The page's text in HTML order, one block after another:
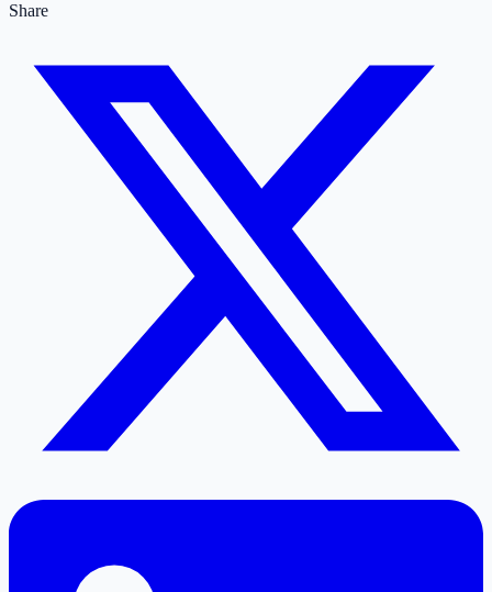
Share